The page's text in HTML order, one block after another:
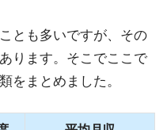
とも多いですが、その
ります。そこでここで
をまとめました。